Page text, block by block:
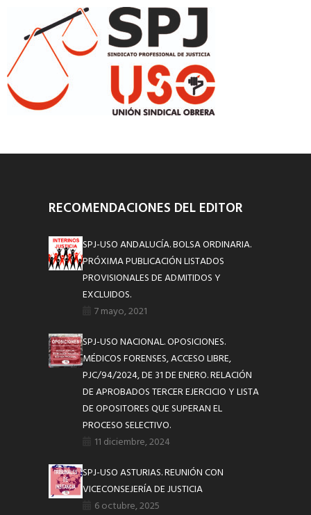
RECOMENDACIONES DEL EDITOR
SPJ-USO ANDALUCÍA. BOLSA ORDINARIA.
PRÓXIMA PUBLICACIÓN LISTADOS
PROVISIONALES DE ADMITIDOS Y
EXCLUIDOS.
7 mayo, 2021
SPJ-USO NACIONAL. OPOSICIONES.
MÉDICOS FORENSES, ACCESO LIBRE,
PJC/94/2024, DE 31 DE ENERO. RELACIÓN
DE APROBADOS TERCER EJERCICIO Y LISTA
DE OPOSITORES QUE SUPERAN EL
PROCESO SELECTIVO.
11 diciembre, 2024
SPJ-USO ASTURIAS. REUNIÓN CON
VICECONSEJERÍA DE JUSTICIA
6 octubre, 2025